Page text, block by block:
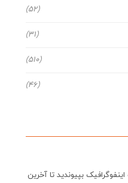
(52)
(31)
(510)
(46)
بپیوندید تا آخرین